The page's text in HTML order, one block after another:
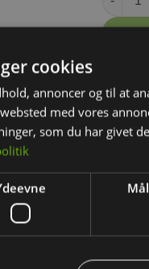
cookies
annoncer og til at
med vores
som du har givet